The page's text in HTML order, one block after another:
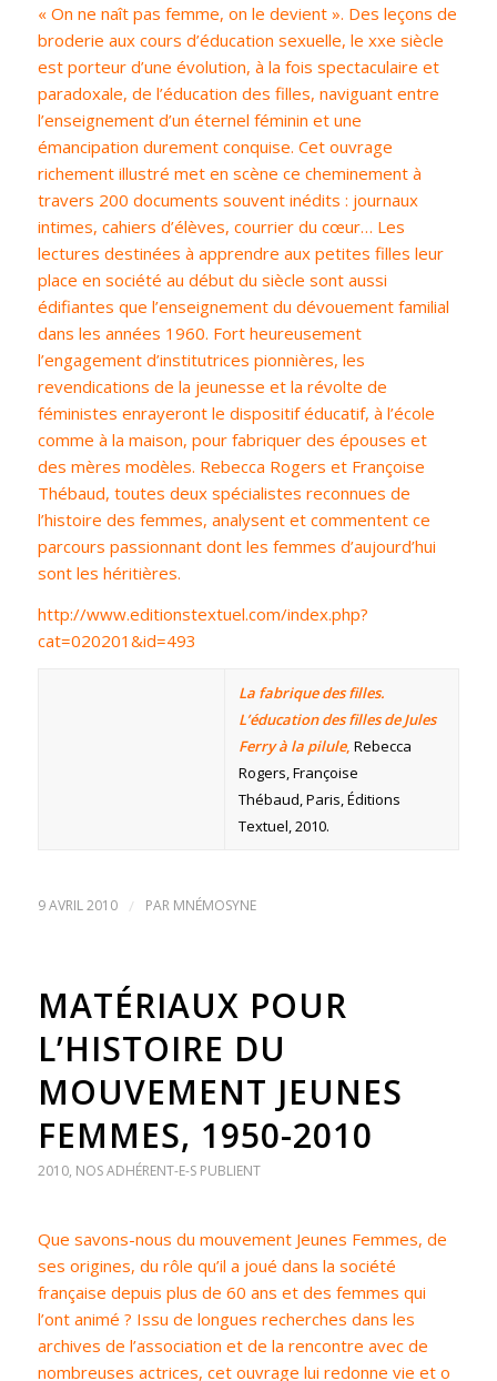
« On ne naît pas femme, on le devient ». Des leçons de
broderie aux cours d’éducation sexuelle, le xxe siècle
est porteur d’une évolution, à la fois spectaculaire et
paradoxale, de l’éducation des filles, naviguant entre
l’enseignement d’un éternel féminin et une
émancipation durement conquise. Cet ouvrage
richement illustré met en scène ce cheminement à
travers 200 documents souvent inédits : journaux
intimes, cahiers d’élèves, courrier du cœur… Les
lectures destinées à apprendre aux petites filles leur
place en société au début du siècle sont aussi
édifiantes que l’enseignement du dévouement familial
dans les années 1960. Fort heureusement
l’engagement d’institutrices pionnières, les
revendications de la jeunesse et la révolte de
féministes enrayeront le dispositif éducatif, à l’école
comme à la maison, pour fabriquer des épouses et
des mères modèles. Rebecca Rogers et Françoise
Thébaud, toutes deux spécialistes reconnues de
l’histoire des femmes, analysent et commentent ce
parcours passionnant dont les femmes d’aujourd’hui
sont les héritières.
http://www.editionstextuel.com/index.php?
cat=020201&id=493
La fabrique des filles.
L’éducation des filles de Jules
Ferry à la pilule, Rebecca
Rogers, Françoise
Thébaud, Paris, Éditions
Textuel, 2010.
9 AVRIL 2010 / PAR MNÉMOSYNE
MATÉRIAUX POUR
L’HISTOIRE DU
MOUVEMENT JEUNES
FEMMES, 1950-2010
2010, NOS ADHÉRENT-E-S PUBLIENT
Que savons-nous du mouvement Jeunes Femmes, de
ses origines, du rôle qu’il a joué dans la société
française depuis plus de 60 ans et des femmes qui
l’ont animé ? Issu de longues recherches dans les
archives de l’association et de la rencontre avec de
nombreuses actrices, cet ouvrage lui redonne vie et o